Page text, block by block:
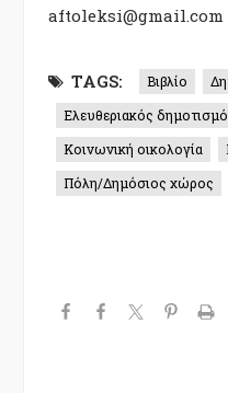
aftoleksi@gmail.com
TAGS: Βιβλίο
Ελευθεριακός
Κοινωνική οικολογία
Πόλη/Δημόσιος χώρος